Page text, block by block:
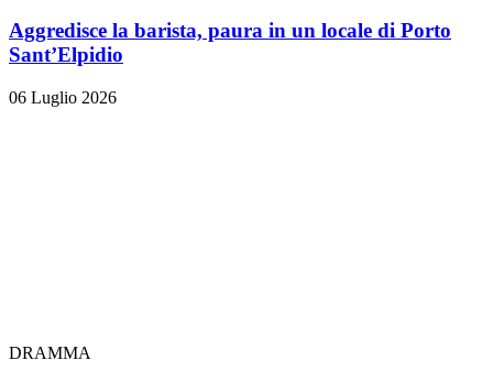
Aggredisce la barista, paura in un locale di Porto
Sant’Elpidio
06 Luglio 2026
DRAMMA